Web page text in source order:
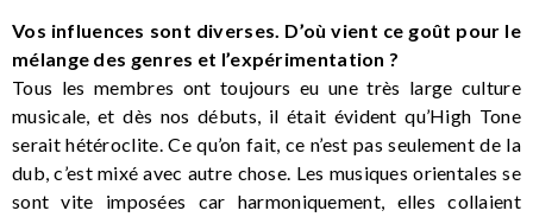
Vos influences sont diverses. D’où vient ce goût pour le
mélange des genres et l’expérimentation ?
Tous les membres ont toujours eu une très large culture
musicale, et dès nos débuts, il était évident qu’High Tone
serait hétéroclite. Ce qu’on fait, ce n’est pas seulement de la
dub, c’est mixé avec autre chose. Les musiques orientales se
sont vite imposées car harmoniquement, elles collaient